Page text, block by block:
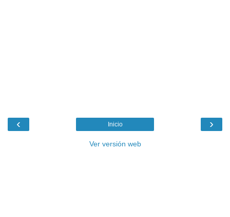
‹ ›
Inicio
Ver versión web